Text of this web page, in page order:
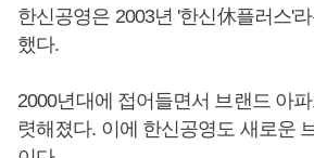
한신공영은 2003년 '한신休플러스'
했다.
2000년대에 접어들면서 브랜드 아
렷해졌다. 이에 한신공영도 새로운